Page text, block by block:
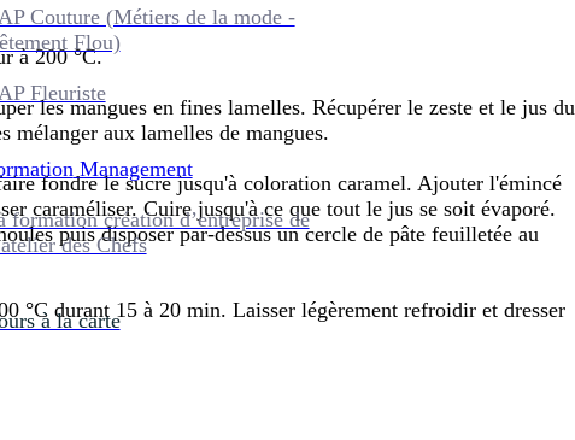
Couture (Métiers de la mode -
Flou)
Fleuriste
Management
formation création d’entreprise de
des Chefs
à la carte
à 200 °C.
les mangues en fines lamelles. Récupérer le zeste et le jus du
mélanger aux lamelles de mangues.
fondre le sucre jusqu'à coloration caramel. Ajouter l'émincé
caraméliser. Cuire jusqu'à ce que tout le jus se soit évaporé.
puis disposer par-dessus un cercle de pâte feuilletée au
°C durant 15 à 20 min. Laisser légèrement refroidir et dresser